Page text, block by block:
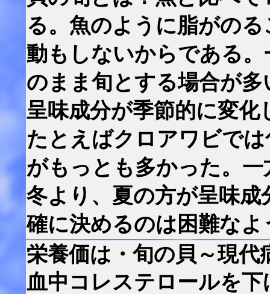
る。魚のように脂がの
動もしないからである
のまま旬とする場合が
呈味成分が季節的に変
たとえばクロアワビで
がもっとも多かった。
冬より、夏の方が呈味
確に決めるのは困難なよ
栄養価は ・旬の貝～現
血中コレステロールを下